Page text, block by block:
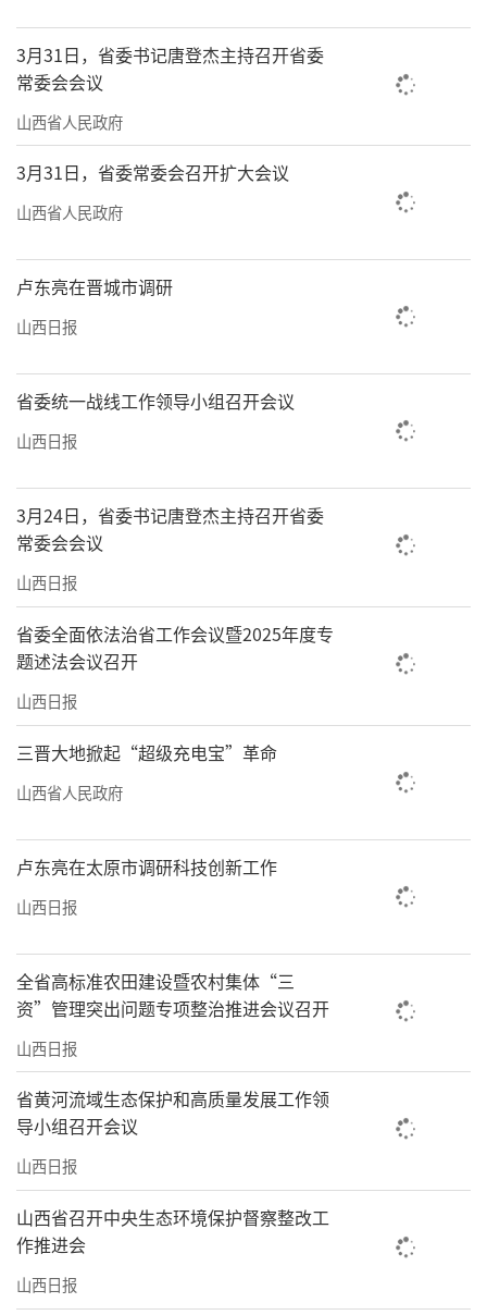
3月31日，省委书记唐登杰主持召开省委
常委会会议
山西省人民政府
3月31日，省委常委会召开扩大会议
山西省人民政府
卢东亮在晋城市调研
山西日报
省委统一战线工作领导小组召开会议
山西日报
3月24日，省委书记唐登杰主持召开省委
常委会会议
山西日报
省委全面依法治省工作会议暨2025年度专
题述法会议召开
山西日报
三晋大地掀起“超级充电宝”革命
山西省人民政府
卢东亮在太原市调研科技创新工作
山西日报
全省高标准农田建设暨农村集体“三
资”管理突出问题专项整治推进会议召开
山西日报
省黄河流域生态保护和高质量发展工作领
导小组召开会议
山西日报
山西省召开中央生态环境保护督察整改工
作推进会
山西日报